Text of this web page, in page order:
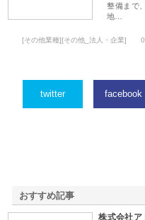
整備まで
地…
[その他業種][その他_法人・企業]
twitter facebook
おすすめ記事
株式会社ア